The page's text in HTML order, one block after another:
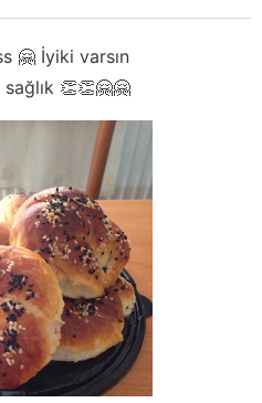
🤗 İyiki varsın
👏👏🤗🤗